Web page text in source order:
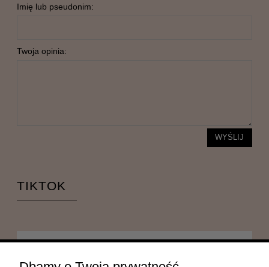
Imię lub pseudonim:
Twoja opinia:
WYŚLIJ
TIKTOK